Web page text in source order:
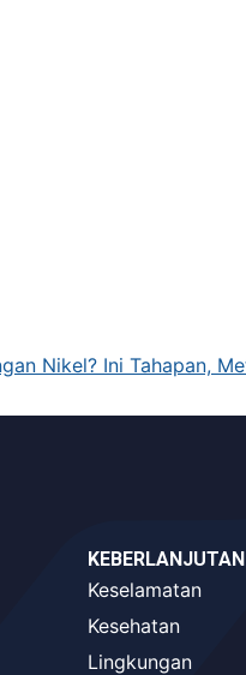
KEBERLANJUTAN
Keselamatan
Kesehatan
Lingkungan